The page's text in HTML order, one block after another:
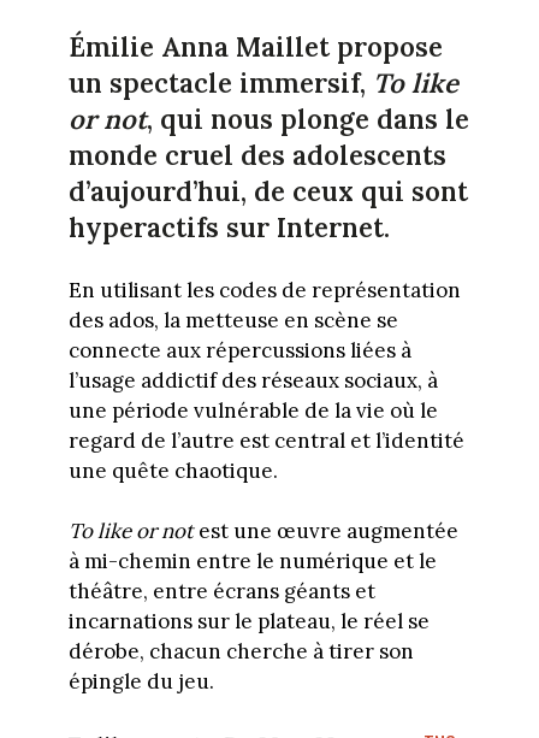
Émilie Anna Maillet propose
un spectacle immersif, To like
or not, qui nous plonge dans le
monde cruel des adolescents
d’aujourd’hui, de ceux qui sont
hyperactifs sur Internet.
En utilisant les codes de représentation
des ados, la metteuse en scène se
connecte aux répercussions liées à
l’usage addictif des réseaux sociaux, à
une période vulnérable de la vie où le
regard de l’autre est central et l’identité
une quête chaotique.
To like or notest une œuvre augmentée
à mi-chemin entre le numérique et le
théâtre, entre écrans géants et
incarnations sur le plateau, le réel se
dérobe, chacun cherche à tirer son
épingle du jeu.